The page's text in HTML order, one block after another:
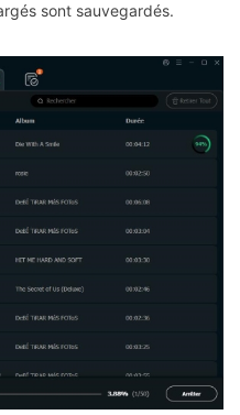
sont sauvegardés.